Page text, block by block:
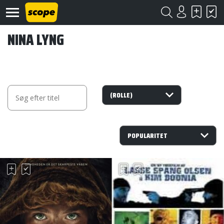
Om
©
Scope
2020
NINA LYNG